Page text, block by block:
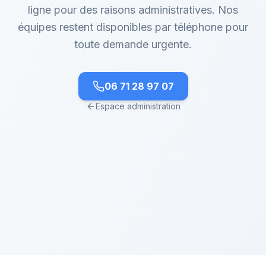
ligne pour des raisons administratives. Nos
équipes restent disponibles par téléphone pour
toute demande urgente.
06 71 28 97 07
Espace administration